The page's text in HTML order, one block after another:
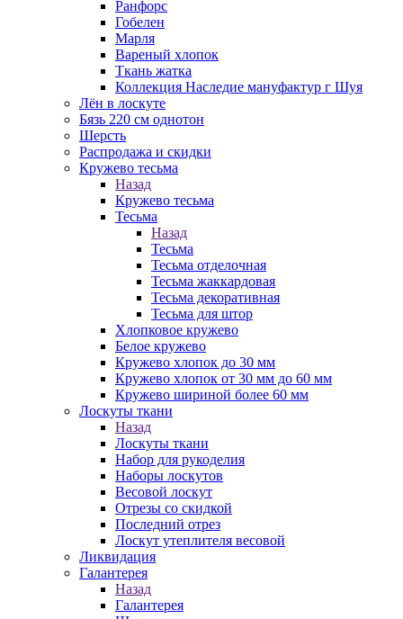
Ранфорс
Гобелен
Марля
Вареный хлопок
Ткань жатка
Коллекция Наследие мануфактур г Шуя
Лён в лоскуте
Бязь 220 см однотон
Шерсть
Распродажа и скидки
Кружево тесьма
Назад
Кружево тесьма
Тесьма
Назад
Тесьма
Тесьма отделочная
Тесьма жаккардовая
Тесьма декоративная
Тесьма для штор
Хлопковое кружево
Белое кружево
Кружево хлопок до 30 мм
Кружево хлопок от 30 мм до 60 мм
Кружево шириной более 60 мм
Лоскуты ткани
Назад
Лоскуты ткани
Набор для рукоделия
Наборы лоскутов
Весовой лоскут
Отрезы со скидкой
Последний отрез
Лоскут утеплителя весовой
Ликвидация
Галантерея
Назад
Галантерея